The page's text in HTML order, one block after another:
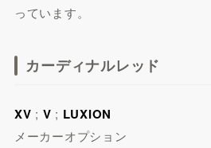
っています。
カーディナルレッド
XV ; V ; LUXION
メーカーオプション